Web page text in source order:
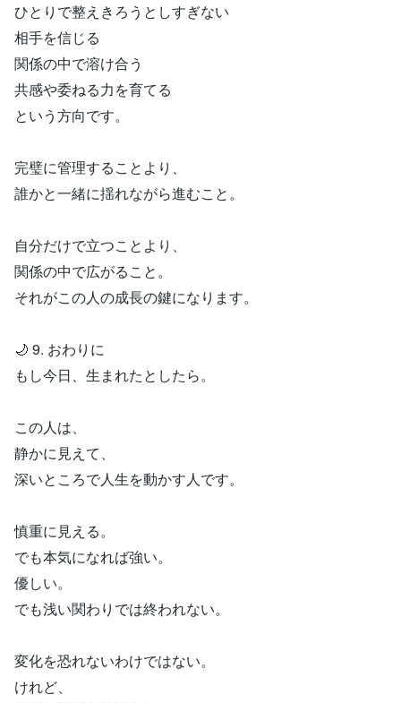
ひとりで整えきろうとしすぎない
相手を信じる
関係の中で溶け合う
共感や委ねる力を育てる
という方向です。
完璧に管理することより、
誰かと一緒に揺れながら進むこと。
自分だけで立つことより、
関係の中で広がること。
それがこの人の成長の鍵になります。
🌙 9. おわりに
もし今日、生まれたとしたら。
この人は、
静かに見えて、
深いところで人生を動かす人です。
慎重に見える。
でも本気になれば強い。
優しい。
でも浅い関わりでは終われない。
変化を恐れないわけではない。
けれど、